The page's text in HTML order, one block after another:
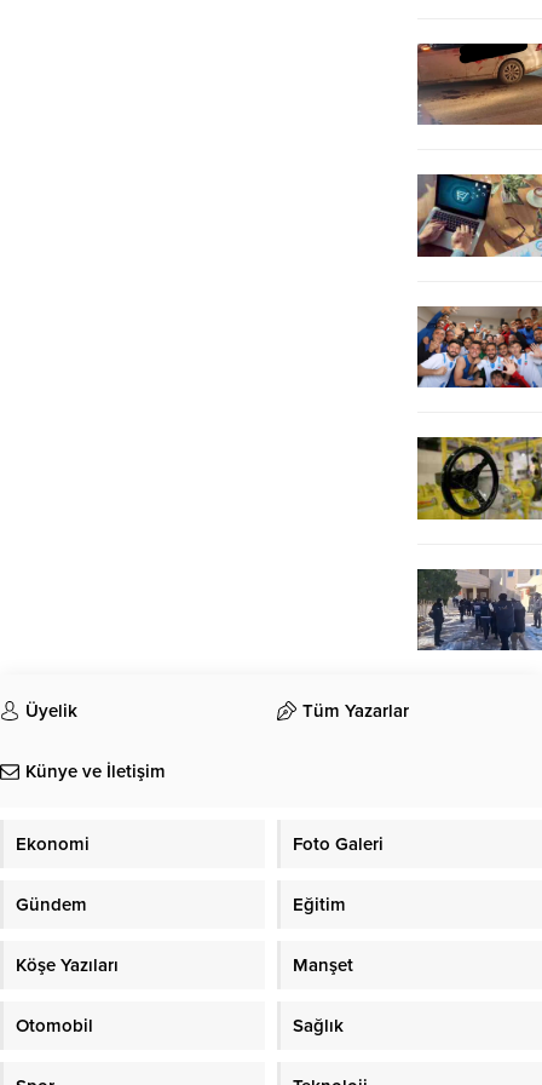
Üyelik Tüm Yazarlar
Künye ve İletişim
Ekonomi Foto Galeri
Gündem Eğitim
Köşe Yazıları Manşet
Otomobil Sağlık